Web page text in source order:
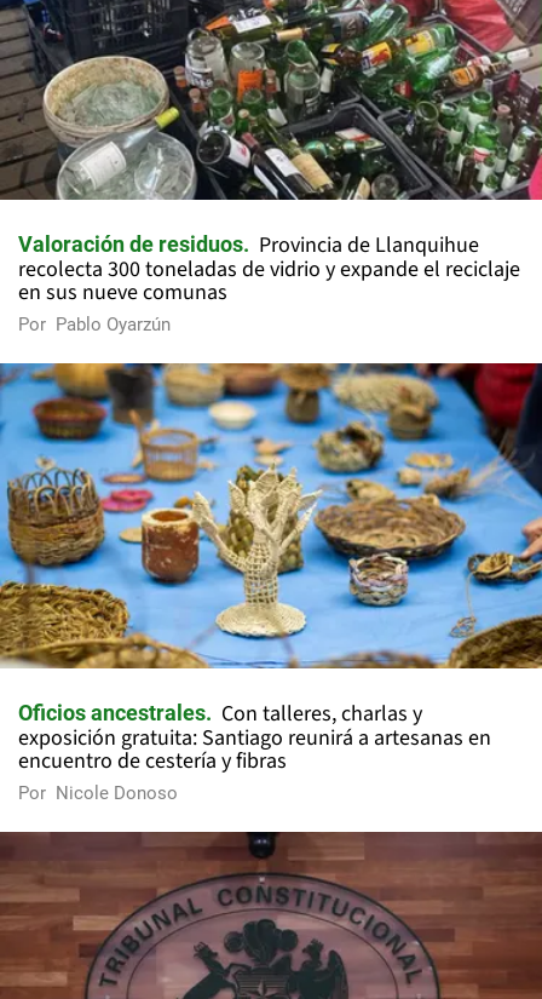
Valoración de residuos
Provincia de Llanquihue
recolecta 300 toneladas de vidrio y expande el reciclaje
en sus nueve comunas
Por Pablo Oyarzún
Oficios ancestrales
Con talleres, charlas y
exposición gratuita: Santiago reunirá a artesanas en
encuentro de cestería y fibras
Por Nicole Donoso